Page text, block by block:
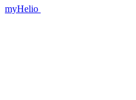
myHelio